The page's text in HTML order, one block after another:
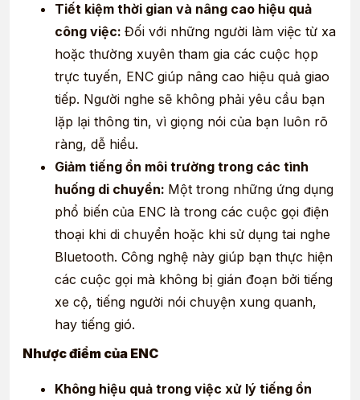
Tiết kiệm thời gian và nâng cao hiệu quả
công việc: Đối với những người làm việc từ xa
hoặc thường xuyên tham gia các cuộc họp
trực tuyến, ENC giúp nâng cao hiệu quả giao
tiếp. Người nghe sẽ không phải yêu cầu bạn
lặp lại thông tin, vì giọng nói của bạn luôn rõ
ràng, dễ hiểu.
Giảm tiếng ồn môi trường trong các tình
huống di chuyển: Một trong những ứng dụng
phổ biến của ENC là trong các cuộc gọi điện
thoại khi di chuyển hoặc khi sử dụng tai nghe
Bluetooth. Công nghệ này giúp bạn thực hiện
các cuộc gọi mà không bị gián đoạn bởi tiếng
xe cộ, tiếng người nói chuyện xung quanh,
hay tiếng gió.
Nhược điểm của ENC
Không hiệu quả trong việc xử lý tiếng ồn